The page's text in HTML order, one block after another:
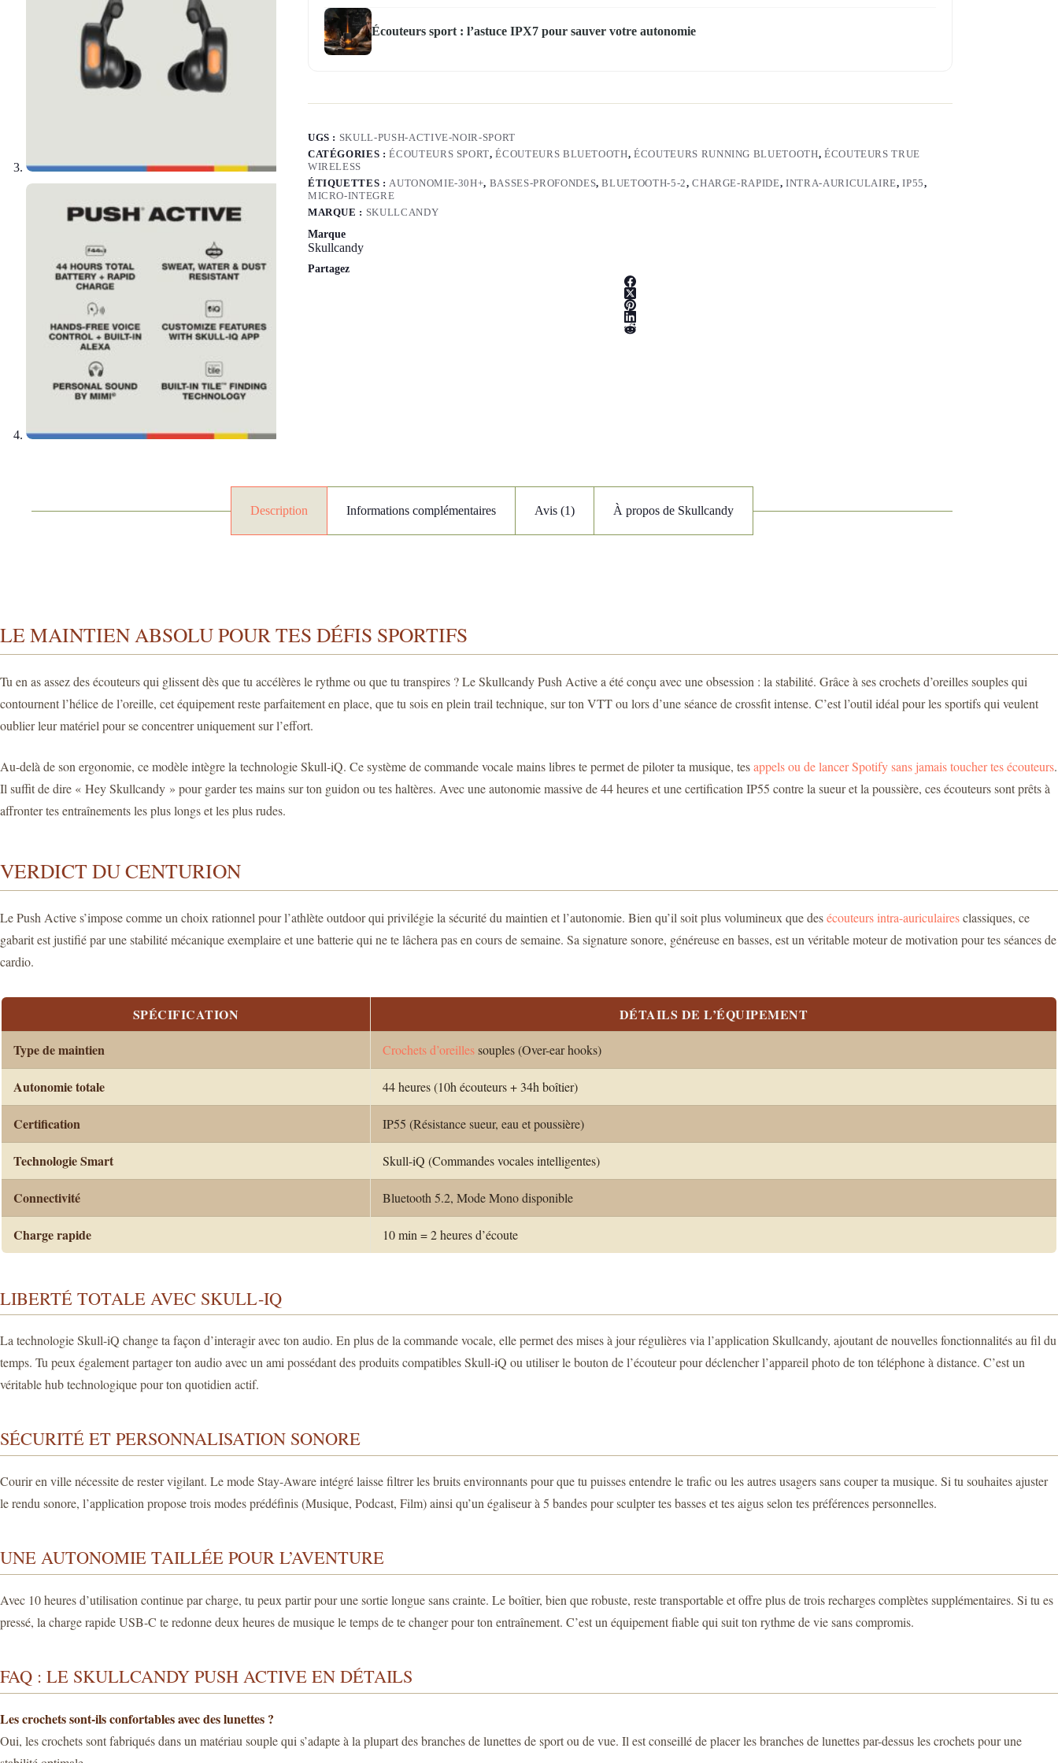
Écouteurs sport : l’astuce IPX7 pour sauver votre autonomie
UGS : SKULL-PUSH-ACTIVE-NOIR-SPORT
CATÉGORIES :ÉCOUTEURS SPORT,ÉCOUTEURS BLUETOOTH,ÉCOUTEURS RUNNING BLUETOOTH, ÉCOUTEURS TRUE
WIRELESS
ÉTIQUETTES : AUTONOMIE-30H+, BASSES-PROFONDES,BLUETOOTH-5-2,CHARGE-RAPIDE, INTRA-AURICULAIRE,IP55,
MICRO-INTEGRE
MARQUE : SKULLCANDY
Marque
Skullcandy
Partagez
Description Informations complémentaires Avis (1) À propos de Skullcandy
LE MAINTIEN ABSOLU POUR TES DÉFIS SPORTIFS
Tu en as assez des écouteurs qui glissent dès que tu accélères le rythme ou que tu transpires ? Le Skullcandy Push Active a été conçu avec une obsession : la stabilité. Grâce à ses crochets d’oreilles souples qui
contournent l’hélice de l’oreille, cet équipement reste parfaitement en place, que tu sois en plein trail technique, sur ton VTT ou lors d’une séance de crossfit intense. C’est l’outil idéal pour les sportifs qui veulent
oublier leur matériel pour se concentrer uniquement sur l’effort.
Au-delà de son ergonomie, ce modèle intègre la technologie Skull-iQ. Ce système de commande vocale mains libres te permet de piloter ta musique, tesappels ou de lancer Spotify sans jamais toucher tes écouteurs.
Il suffit de dire « Hey Skullcandy » pour garder tes mains sur ton guidon ou tes haltères. Avec une autonomie massive de 44 heures et une certification IP55 contre la sueur et la poussière, ces écouteurs sont prêts à
affronter tes entraînements les plus longs et les plus rudes.
VERDICT DU CENTURION
Le Push Active s’impose comme un choix rationnel pour l’athlète outdoor qui privilégie la sécurité du maintien et l’autonomie. Bien qu’il soit plus volumineux que desécouteurs intra-auriculairesclassiques, ce
gabarit est justifié par une stabilité mécanique exemplaire et une batterie qui ne te lâchera pas en cours de semaine. Sa signature sonore, généreuse en basses, est un véritable moteur de motivation pour tes séances de
cardio.
SPÉCIFICATION
DÉTAILS DE L’ÉQUIPEMENT
Type de maintien
Crochets d’oreillessouples (Over-ear hooks)
Autonomie totale 44 heures (10h écouteurs + 34h boîtier)
Certification IP55 (Résistance sueur, eau et poussière)
Technologie Smart Skull-iQ (Commandes vocales intelligentes)
Connectivité Bluetooth 5.2, Mode Mono disponible
Charge rapide 10 min = 2 heures d’écoute
LIBERTÉ TOTALE AVEC SKULL-IQ
La technologie Skull-iQ change ta façon d’interagir avec ton audio. En plus de la commande vocale, elle permet des mises à jour régulières via l’application Skullcandy, ajoutant de nouvelles fonctionnalités au fil du
temps. Tu peux également partager ton audio avec un ami possédant des produits compatibles Skull-iQ ou utiliser le bouton de l’écouteur pour déclencher l’appareil photo de ton téléphone à distance. C’est un
véritable hub technologique pour ton quotidien actif.
SÉCURITÉ ET PERSONNALISATION SONORE
Courir en ville nécessite de rester vigilant. Le mode Stay-Aware intégré laisse filtrer les bruits environnants pour que tu puisses entendre le trafic ou les autres usagers sans couper ta musique. Si tu souhaites ajuster
le rendu sonore, l’application propose trois modes prédéfinis (Musique, Podcast, Film) ainsi qu’un égaliseur à 5 bandes pour sculpter tes basses et tes aigus selon tes préférences personnelles.
UNE AUTONOMIE TAILLÉE POUR L’AVENTURE
Avec 10 heures d’utilisation continue par charge, tu peux partir pour une sortie longue sans crainte. Le boîtier, bien que robuste, reste transportable et offre plus de trois recharges complètes supplémentaires. Si tu es
pressé, la charge rapide USB-C te redonne deux heures de musique le temps de te changer pour ton entraînement. C’est un équipement fiable qui suit ton rythme de vie sans compromis.
FAQ : LE SKULLCANDY PUSH ACTIVE EN DÉTAILS
Les crochets sont-ils confortables avec des lunettes ?
Oui, les crochets sont fabriqués dans un matériau souple qui s’adapte à la plupart des branches de lunettes de sport ou de vue. Il est conseillé de placer les branches de lunettes par-dessus les crochets pour une